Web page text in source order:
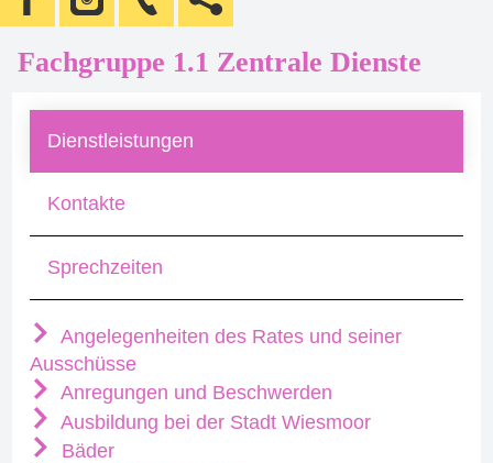
Fachgruppe 1.1 Zentrale Dienste
Dienstleistungen
Kontakte
Sprechzeiten
Angelegenheiten des Rates und seiner
Ausschüsse
Anregungen und Beschwerden
Ausbildung bei der Stadt Wiesmoor
Bäder